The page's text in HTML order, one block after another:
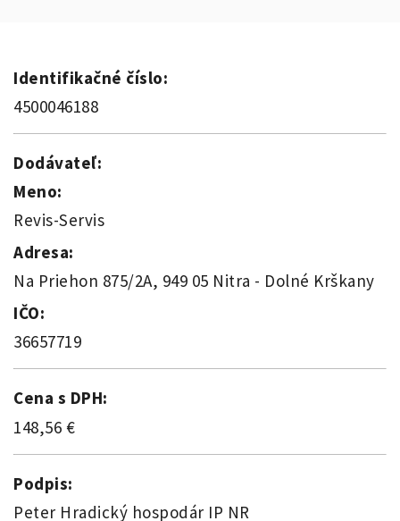
Identifikačné číslo:
4500046188
Dodávateľ:
Meno:
Revis-Servis
Adresa:
Na Priehon 875/2A, 949 05 Nitra - Dolné Krškany
IČO:
36657719
Cena s DPH:
148,56 €
Podpis:
Peter Hradický hospodár IP NR